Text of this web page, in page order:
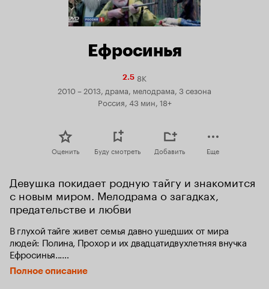
Ефросинья
2.5Рейтинг
2.5
8K
2010 – 2013, драма, мелодрама, 3 сезона
Россия, 43 мин, 18+
Оценить Буду смотреть Добавить Еще
Девушка покидает родную тайгу и знакомится
с новым миром. Мелодрама о загадках,
предательстве и любви
В глухой тайге живет семья давно ушедших от мира
людей: Полина, Прохор и их двадцатидвухлетняя внучка
Ефросинья...
Ефросинья выросла в тайге, чудом оставшись в живых
Полное описание